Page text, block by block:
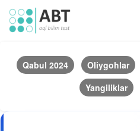
Qabul 2024 Oliygohlar
Yangiliklar